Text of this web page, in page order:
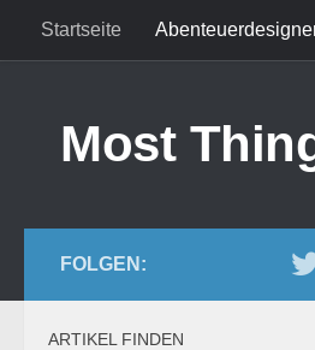
Zum Inhalt springen
Startseite
Most
FOLGEN:
ARTIKEL FINDEN